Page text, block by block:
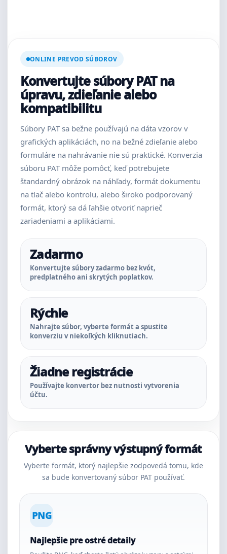
ONLINE PREVOD SÚBOROV
Konvertujte súbory PAT na
úpravu, zdieľanie alebo
kompatibilitu
Súbory PAT sa bežne používajú na dáta vzorov v
grafických aplikáciách, no na bežné zdieľanie alebo
formuláre na nahrávanie nie sú praktické. Konverzia
súboru PAT môže pomôcť, keď potrebujete
štandardný obrázok na náhľady, formát dokumentu
na tlač alebo kontrolu, alebo široko podporovaný
formát, ktorý sa dá ľahšie otvoriť naprieč
zariadeniami a aplikáciami.
Zadarmo
Konvertujte súbory zadarmo bez kvót,
predplatného ani skrytých poplatkov.
Rýchle
Nahrajte súbor, vyberte formát a spustite
konverziu v niekoľkých kliknutiach.
Žiadne registrácie
Používajte konvertor bez nutnosti vytvorenia
účtu.
Vyberte správny výstupný formát
Vyberte formát, ktorý najlepšie zodpovedá tomu, kde
sa bude konvertovaný súbor PAT používať.
PNG
Najlepšie pre ostré detaily